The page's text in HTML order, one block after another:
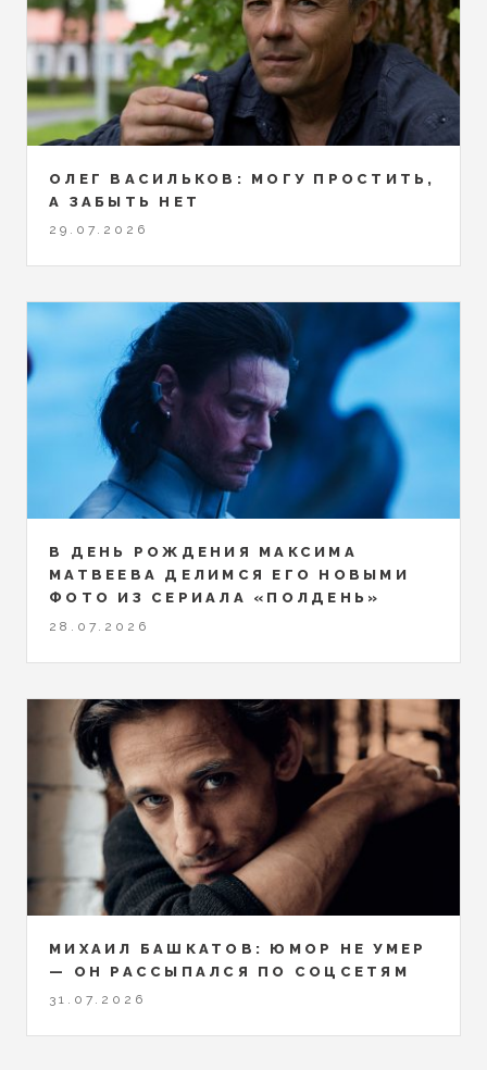
ОЛЕГ ВАСИЛЬКОВ: МОГУ ПРОСТИТЬ,
А ЗАБЫТЬ НЕТ
29.07.2026
В ДЕНЬ РОЖДЕНИЯ МАКСИМА
МАТВЕЕВА ДЕЛИМСЯ ЕГО НОВЫМИ
ФОТО ИЗ СЕРИАЛА «ПОЛДЕНЬ»
28.07.2026
МИХАИЛ БАШКАТОВ: ЮМОР НЕ УМЕР
— ОН РАССЫПАЛСЯ ПО СОЦСЕТЯМ
31.07.2026